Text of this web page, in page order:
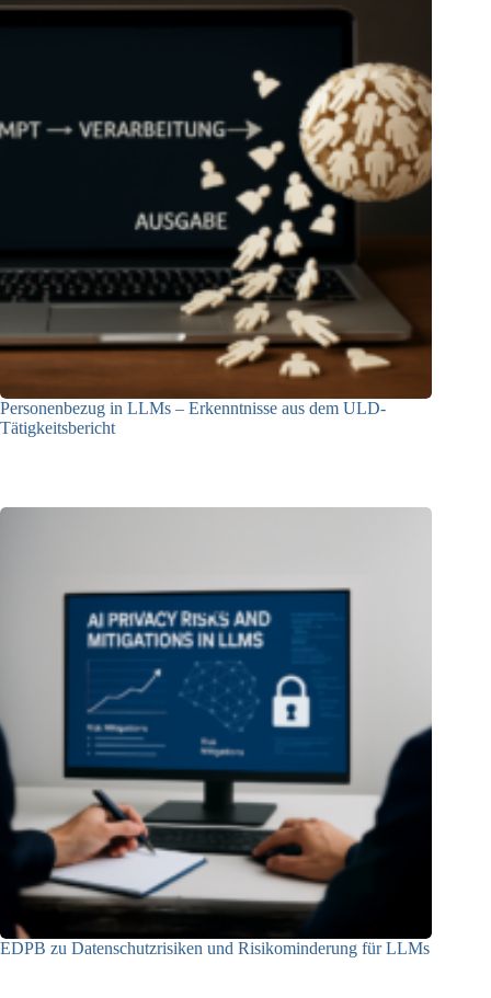
Personenbezug in LLMs – Erkenntnisse aus dem ULD-
Tätigkeitsbericht
EDPB zu Datenschutzrisiken und Risikominderung für LLMs